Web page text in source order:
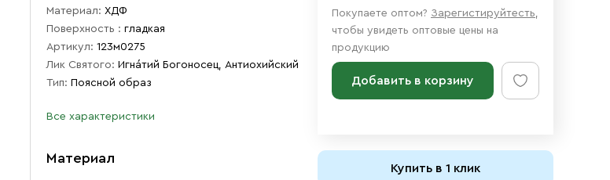
Материал: ХДФ
Поверхность : гладкая
Артикул: 123м0275
Лик Святого: Игна́тий Богоносец, Антиохийский
Тип: Поясной образ
Все характеристики
Материал
Покупаете оптом? Зарегистируйтесть,
чтобы увидеть оптовые цены на
продукцию
Добавить в корзину
Купить в 1 клик